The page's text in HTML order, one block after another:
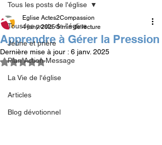
Tous les posts de l'église
Jeûne et prière
Plan Action Message
La Vie de l'église
Articles
Blog dévotionnel
Tous les posts de l'église
Apprendre à Gérer la Pression
Eglise Actes2Compassion
4 janv. 2025 5 min de lecture
Dernière mise à jour : 6 janv. 2025
Noté NaN étoiles sur 5.